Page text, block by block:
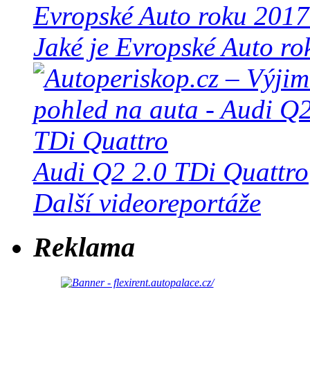
Jaké je Evropské Auto
Audi Q2 2.0 TDi Quattro
Další videoreportáže
Reklama